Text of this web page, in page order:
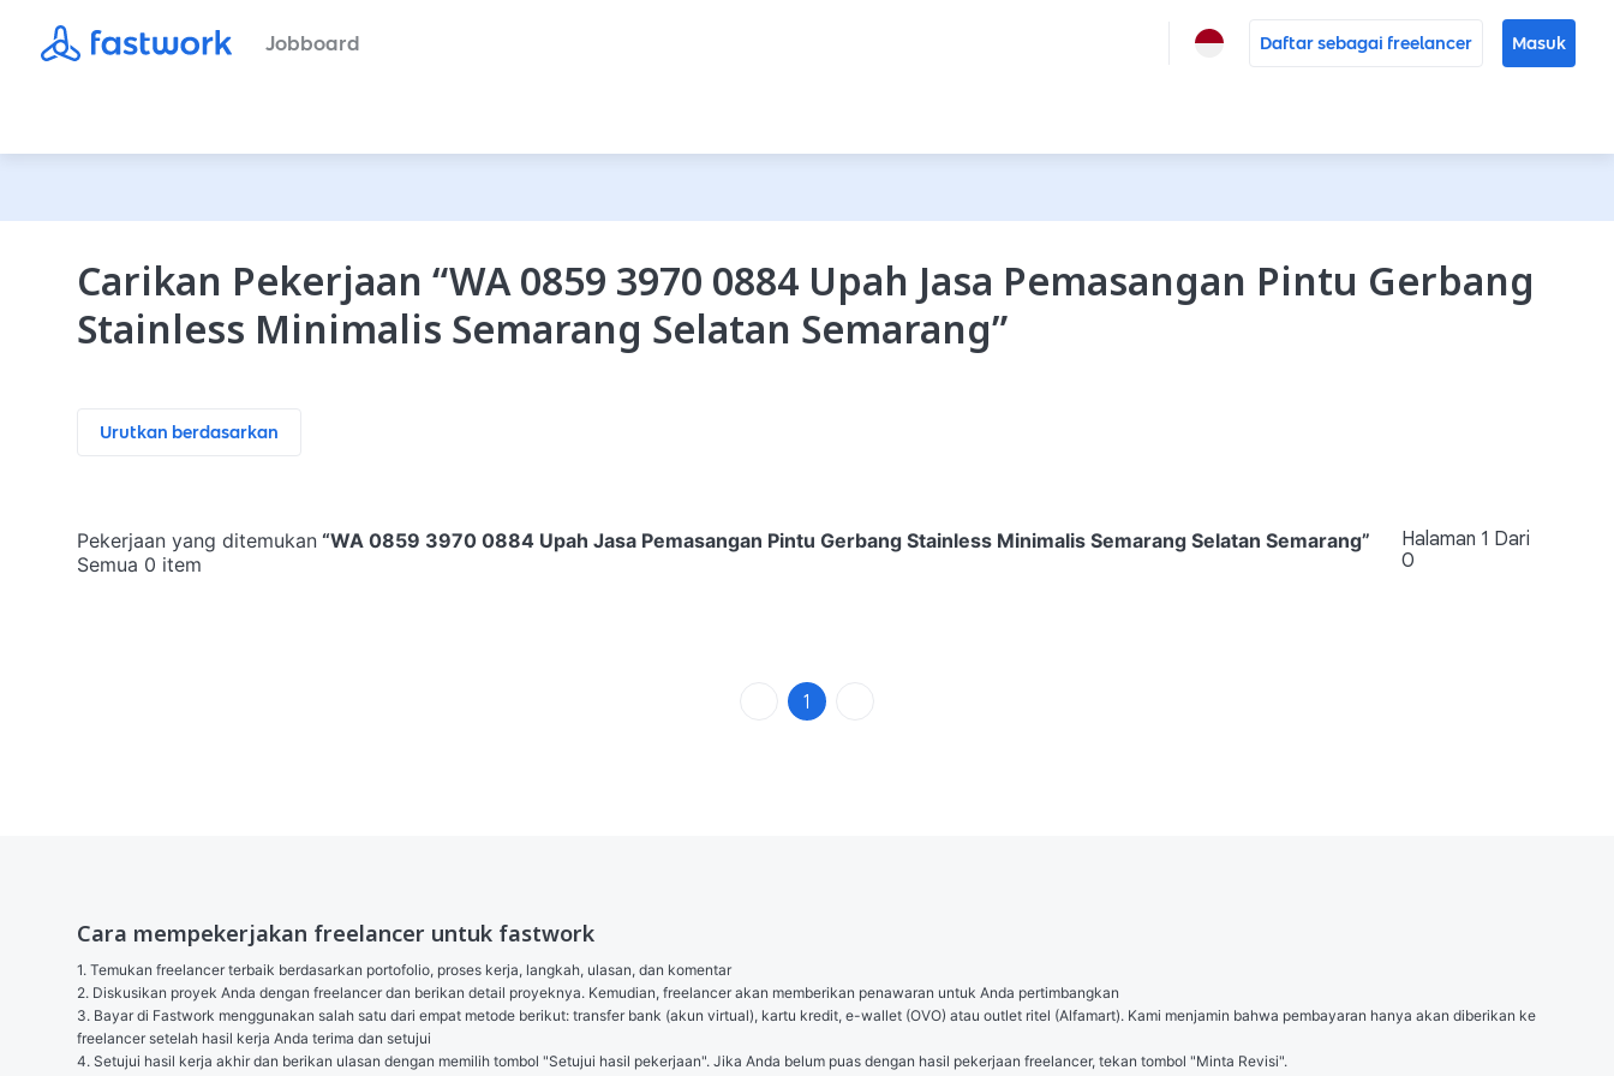
Jobboard Daftar sebagai freelancer Masuk
Carikan Pekerjaan “WA 0859 3970 0884 Upah Jasa Pemasangan Pintu Gerbang
Stainless Minimalis Semarang Selatan Semarang”
Urutkan berdasarkan
Pekerjaan yang ditemukan “WA 0859 3970 0884 Upah Jasa Pemasangan Pintu Gerbang Stainless Minimalis Semarang Selatan Semarang”
Semua 0 item
Halaman 1 Dari
0
1
Cara mempekerjakan freelancer untuk fastwork
1. Temukan freelancer terbaik berdasarkan portofolio, proses kerja, langkah, ulasan, dan komentar
2. Diskusikan proyek Anda dengan freelancer dan berikan detail proyeknya. Kemudian, freelancer akan memberikan penawaran untuk Anda pertimbangkan
3. Bayar di Fastwork menggunakan salah satu dari empat metode berikut: transfer bank (akun virtual), kartu kredit, e-wallet (OVO) atau outlet ritel (Alfamart). Kami menjamin bahwa pembayaran hanya akan diberikan ke
freelancer setelah hasil kerja Anda terima dan setujui
4. Setujui hasil kerja akhir dan berikan ulasan dengan memilih tombol "Setujui hasil pekerjaan". Jika Anda belum puas dengan hasil pekerjaan freelancer, tekan tombol "Minta Revisi".